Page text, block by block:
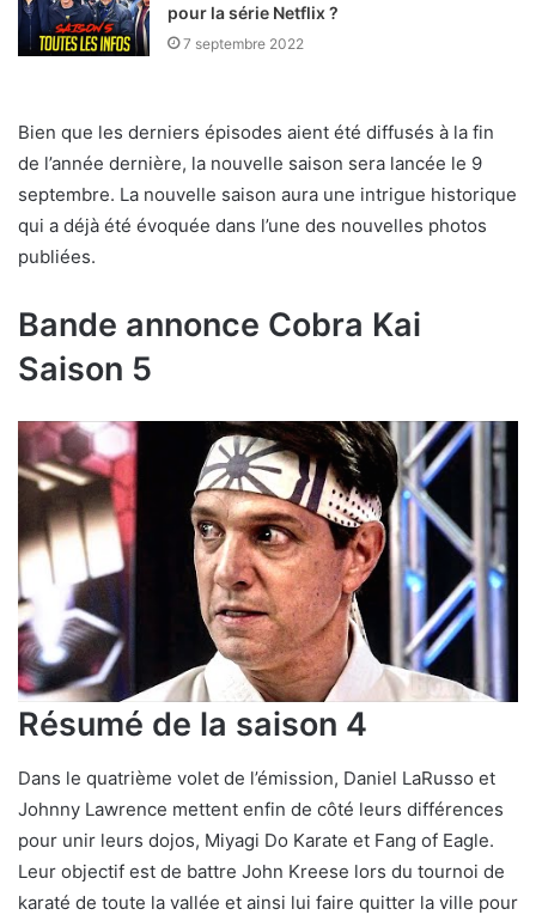
pour la série Netflix ?
7 septembre 2022
Bien que les derniers épisodes aient été diffusés à la fin
de l’année dernière, la nouvelle saison sera lancée le 9
septembre. La nouvelle saison aura une intrigue historique
qui a déjà été évoquée dans l’une des nouvelles photos
publiées.
Bande annonce Cobra Kai
Saison 5
Résumé de la saison 4
Dans le quatrième volet de l’émission, Daniel LaRusso et
Johnny Lawrence mettent enfin de côté leurs différences
pour unir leurs dojos, Miyagi Do Karate et Fang of Eagle.
Leur objectif est de battre John Kreese lors du tournoi de
karaté de toute la vallée et ainsi lui faire quitter la ville pour